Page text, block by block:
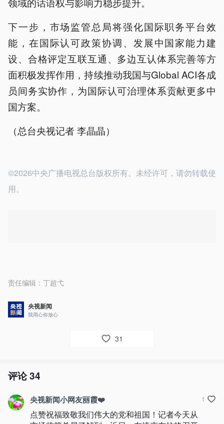
下一步，市场监管总局将强化国际职务平台效
能，在国际认可政策协调、发展中国家能力建
设、合格评定互联互通、多边互认体系完善等方
面积极发挥作用，持续推动我国与Global ACI各成
员间务实协作，为国际认可治理体系贡献更多中
国方案。
（总台央视记者 李晶晶）
©2026中央广播电视总台版权所有。未经许可，请勿转载使
用。
责任编辑： 丁超弋
央视新闻
我用心你放心
31
评论34
央视新闻小网友丽霞❤️
点赞祝福致敬我们伟大的党和祖国！记者今天从
1